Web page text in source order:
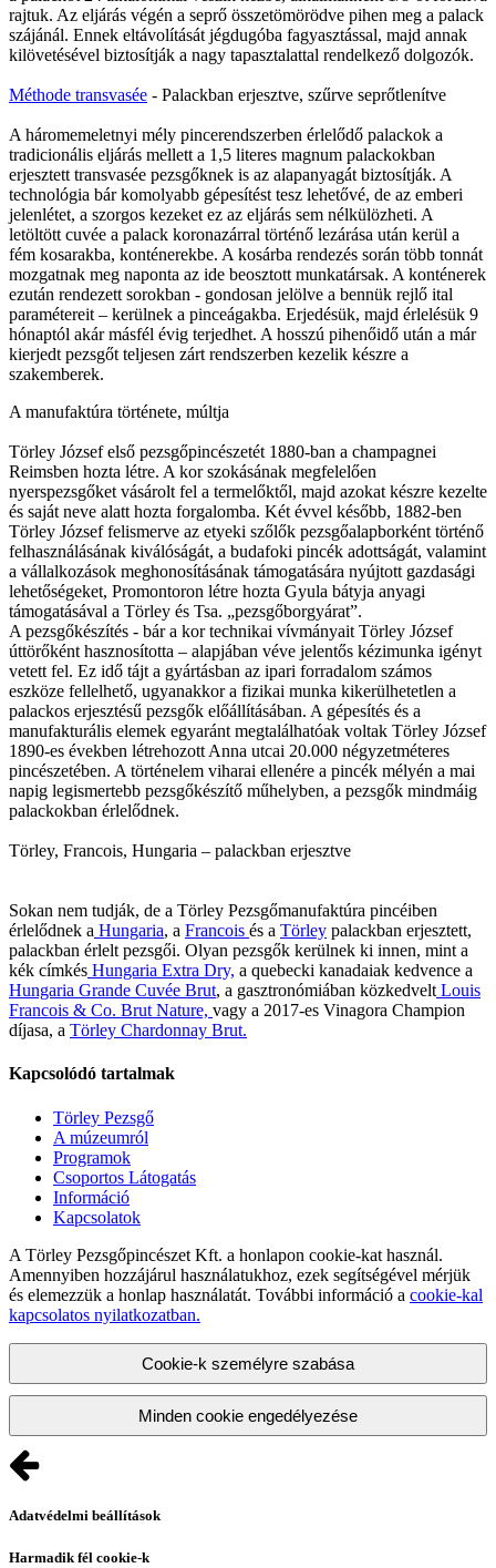
rajtuk. Az eljárás végén a seprő összetömörödve pihen meg a palack
szájánál. Ennek eltávolítását jégdugóba fagyasztással, majd annak
kilövetésével biztosítják a nagy tapasztalattal rendelkező dolgozók.
Méthode transvasée - Palackban erjesztve, szűrve seprőtlenítve
A háromemeletnyi mély pincerendszerben érlelődő palackok a
tradicionális eljárás mellett a 1,5 literes magnum palackokban
erjesztett transvasée pezsgőknek is az alapanyagát biztosítják. A
technológia bár komolyabb gépesítést tesz lehetővé, de az emberi
jelenlétet, a szorgos kezeket ez az eljárás sem nélkülözheti. A
letöltött cuvée a palack koronazárral történő lezárása után kerül a
fém kosarakba, konténerekbe. A kosárba rendezés során több tonnát
mozgatnak meg naponta az ide beosztott munkatársak. A konténerek
ezután rendezett sorokban - gondosan jelölve a bennük rejlő ital
paramétereit – kerülnek a pinceágakba. Erjedésük, majd érlelésük 9
hónaptól akár másfél évig terjedhet. A hosszú pihenőidő után a már
kierjedt pezsgőt teljesen zárt rendszerben kezelik készre a
szakemberek.
A manufaktúra története, múltja
Törley József első pezsgőpincészetét 1880-ban a champagnei
Reimsben hozta létre. A kor szokásának megfelelően
nyerspezsgőket vásárolt fel a termelőktől, majd azokat készre kezelte
és saját neve alatt hozta forgalomba. Két évvel később, 1882-ben
Törley József felismerve az etyeki szőlők pezsgőalapborként történő
felhasználásának kiválóságát, a budafoki pincék adottságát, valamint
a vállalkozások meghonosításának támogatására nyújtott gazdasági
lehetőségeket, Promontoron létre hozta Gyula bátyja anyagi
támogatásával a Törley és Tsa. „pezsgőborgyárat”.
A pezsgőkészítés - bár a kor technikai vívmányait Törley József
úttörőként hasznosította – alapjában véve jelentős kézimunka igényt
vetett fel. Ez idő tájt a gyártásban az ipari forradalom számos
eszköze fellelhető, ugyanakkor a fizikai munka kikerülhetetlen a
palackos erjesztésű pezsgők előállításában. A gépesítés és a
manufakturális elemek egyaránt megtalálhatóak voltak Törley József
1890-es években létrehozott Anna utcai 20.000 négyzetméteres
pincészetében. A történelem viharai ellenére a pincék mélyén a mai
napig legismertebb pezsgőkészítő műhelyben, a pezsgők mindmáig
palackokban érlelődnek.
Törley, Francois, Hungaria – palackban erjesztve
Sokan nem tudják, de a Törley Pezsgőmanufaktúra pincéiben
érlelődnek a Hungaria, a Francois és a Törley palackban erjesztett,
palackban érlelt pezsgői. Olyan pezsgők kerülnek ki innen, mint a
kék címkés Hungaria Extra Dry, a quebecki kanadaiak kedvence a
Hungaria Grande Cuvée Brut, a gasztronómiában közkedvelt Louis
Francois & Co. Brut Nature, vagy a 2017-es Vinagora Champion
díjasa, a Törley Chardonnay Brut.
Kapcsolódó tartalmak
Törley Pezsgő
A múzeumról
Programok
Csoportos Látogatás
Információ
Kapcsolatok
A Törley Pezsgőpincészet Kft. a honlapon cookie-kat használ.
Amennyiben hozzájárul használatukhoz, ezek segítségével mérjük
és elemezzük a honlap használatát. További információ a cookie-kal
kapcsolatos nyilatkozatban.
Cookie-k személyre szabása
Minden cookie engedélyezése
Adatvédelmi beállítások
Harmadik fél cookie-k